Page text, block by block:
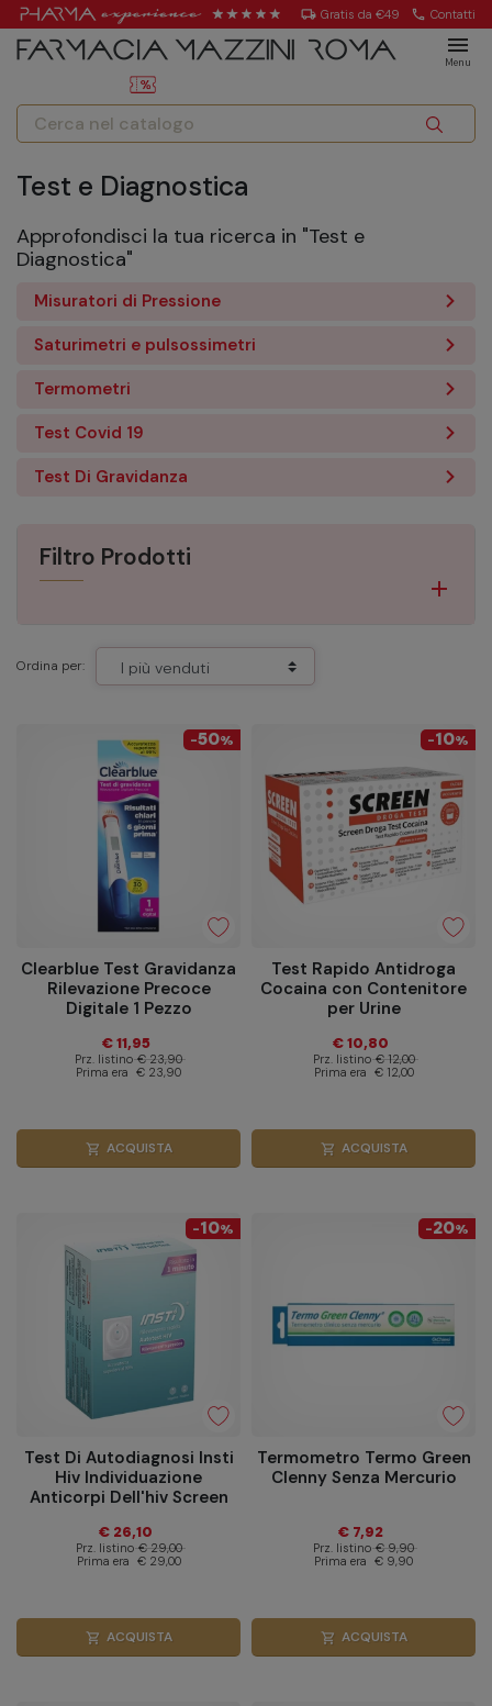
local_shipping Gratis da €49 call Contatti
menu
Menu
Test e Diagnostica
Approfondisci la tua ricerca in "Test e
Diagnostica"
Misuratori di Pressione
Saturimetri e pulsossimetri
Termometri
Test Covid 19
Test Di Gravidanza
Filtro Prodotti
Ordina per:
-50%
Clearblue Test Gravidanza
Rilevazione Precoce
Digitale 1 Pezzo
€ 11,95
Prz. listino € 23,90
Prima era € 23,90
shopping_cart ACQUISTA
-10%
Test Rapido Antidroga
Cocaina con Contenitore
per Urine
€ 10,80
Prz. listino € 12,00
Prima era € 12,00
shopping_cart ACQUISTA
-10%
Test Di Autodiagnosi Insti
Hiv Individuazione
Anticorpi Dell'hiv Screen
€ 26,10
Prz. listino € 29,00
Prima era € 29,00
shopping_cart ACQUISTA
-20%
Termometro Termo Green
Clenny Senza Mercurio
€ 7,92
Prz. listino € 9,90
Prima era € 9,90
shopping_cart ACQUISTA